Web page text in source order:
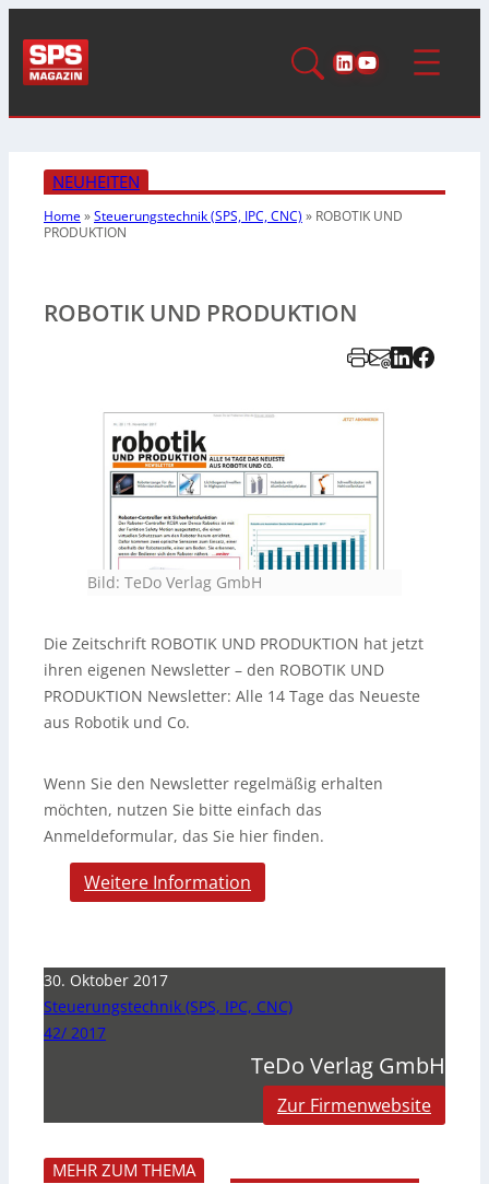
LinkedIn
YouTube
NEUHEITEN
Home»Steuerungstechnik (SPS, IPC, CNC) » ROBOTIK UND
PRODUKTION
ROBOTIK UND PRODUKTION
Bild: TeDo Verlag GmbH
Die Zeitschrift ROBOTIK UND PRODUKTION hat jetzt
ihren eigenen Newsletter – den ROBOTIK UND
PRODUKTION Newsletter: Alle 14 Tage das Neueste
aus Robotik und Co.
Wenn Sie den Newsletter regelmäßig erhalten
möchten, nutzen Sie bitte einfach das
Anmeldeformular, das Sie hier finden.
Weitere Information
30. Oktober 2017
Steuerungstechnik (SPS, IPC, CNC)
42/ 2017
TeDo Verlag GmbH
Zur Firmenwebsite
MEHR ZUM THEMA